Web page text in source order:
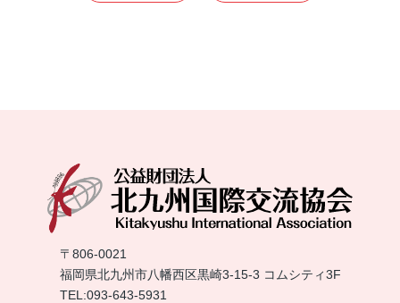
〒806-0021
福岡県北九州市八幡西区黒崎3-15-3 コムシティ3F
TEL:093-643-5931